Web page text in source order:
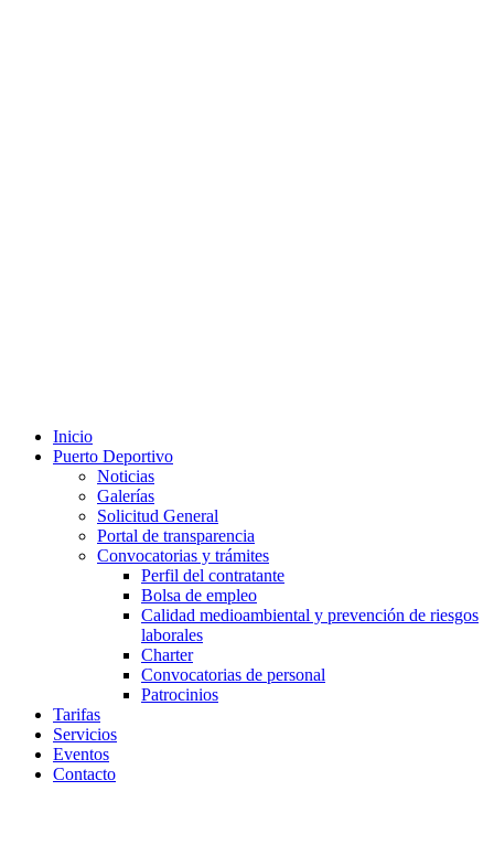
Inicio
Puerto Deportivo
Noticias
Galerías
Solicitud General
Portal de transparencia
Convocatorias y trámites
Perfil del contratante
Bolsa de empleo
Calidad medioambiental y prevención de riesgos
laborales
Charter
Convocatorias de personal
Patrocinios
Tarifas
Servicios
Eventos
Contacto